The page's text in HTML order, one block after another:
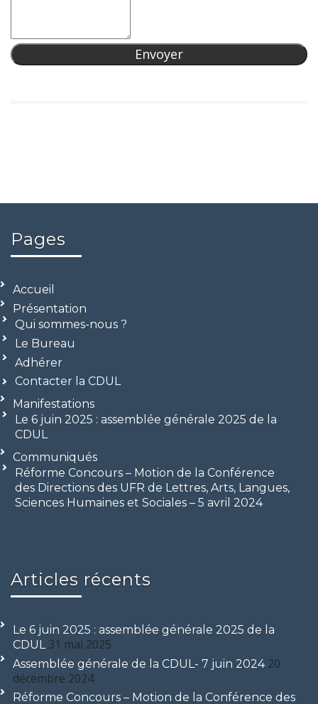
Envoyer
Pages
Accueil
Présentation
Qui sommes-nous ?
Le Bureau
Adhérer
Contacter la CDUL
Manifestations
Le 6 juin 2025 : assemblée générale 2025 de la
CDUL
Communiqués
Réforme Concours – Motion de la Conférence
des Directions des UFR de Lettres, Arts, Langues,
Sciences Humaines et Sociales – 5 avril 2024
Articles récents
Le 6 juin 2025 : assemblée générale 2025 de la
CDUL 31 mai 2025
Assemblée générale de la CDUL- 7 juin 2024 20
décembre 2024
Réforme Concours – Motion de la Conférence des